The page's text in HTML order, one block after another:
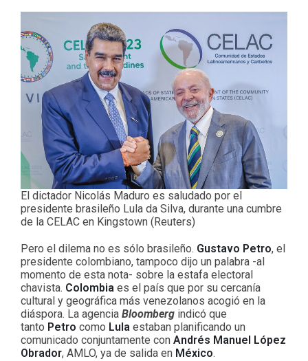
El dictador Nicolás Maduro es saludado por el
presidente brasileño Lula da Silva, durante una cumbre
de la CELAC en Kingstown (Reuters)
Pero el dilema no es sólo brasileño. Gustavo Petro, el
presidente colombiano, tampoco dijo un palabra -al
momento de esta nota- sobre la estafa electoral
chavista. Colombia es el país que por su cercanía
cultural y geográfica más venezolanos acogió en la
diáspora. La agencia Bloomberg indicó que
tanto Petro como Lula estaban planificando un
comunicado conjuntamente con Andrés Manuel López
Obrador, AMLO, ya de salida en México.